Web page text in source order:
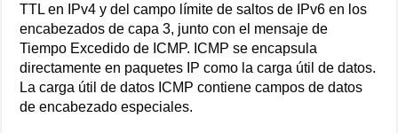
TTL en IPv4 y del campo límite de saltos de IPv6 en los
encabezados de capa 3, junto con el mensaje de
Tiempo Excedido de ICMP. ICMP se encapsula
directamente en paquetes IP como la carga útil de datos.
La carga útil de datos ICMP contiene campos de datos
de encabezado especiales.